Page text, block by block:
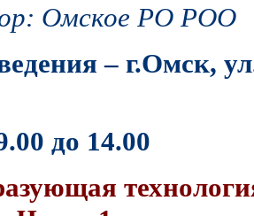
Омское РО РОО
– г.Омск,
до 14.00